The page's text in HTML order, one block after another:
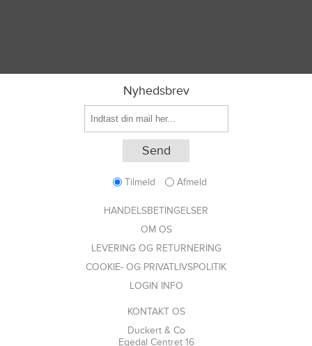
Nyhedsbrev
Tilmeld Afmeld
HANDELSBETINGELSER
OM OS
LEVERING OG RETURNERING
COOKIE- OG PRIVATLIVSPOLITIK
LOGIN INFO
KONTAKT OS
Duckert & Co
Egedal Centret 16